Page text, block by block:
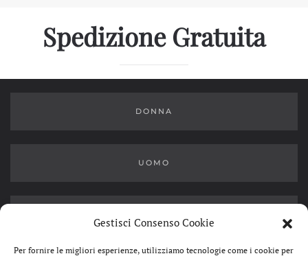
Gestisci Consenso Cookie
Per fornire le migliori esperienze, utilizziamo tecnologie come i cookie per
Spedizione Gratuita
DONNA
UOMO